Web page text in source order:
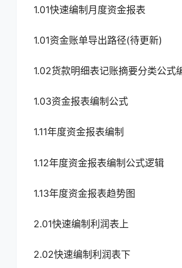
1.01快速编制月度资金报表
1.01资金账单导出路径(待更新)
1.02货款明细表记账摘要分类公式
1.03资金报表编制公式
1.11年度资金报表编制
1.12年度资金报表编制公式逻辑
1.13年度资金报表趋势图
2.01快速编制利润表上
2.02快速编制利润表下